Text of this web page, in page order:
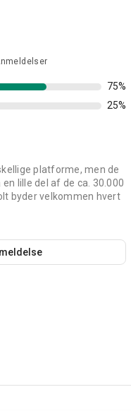
25%
75%
platforme, men de
lille del af de ca. 30.000
byder velkommen hvert